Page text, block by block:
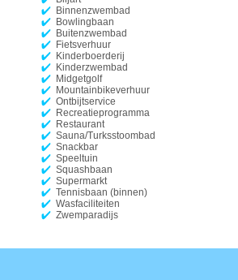
Binnenzwembad
Bowlingbaan
Buitenzwembad
Fietsverhuur
Kinderboerderij
Kinderzwembad
Midgetgolf
Mountainbikeverhuur
Ontbijtservice
Recreatieprogramma
Restaurant
Sauna/Turksstoombad
Snackbar
Speeltuin
Squashbaan
Supermarkt
Tennisbaan (binnen)
Wasfaciliteiten
Zwemparadijs